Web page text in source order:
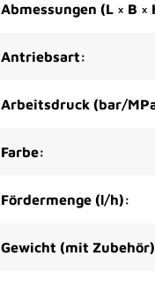
Abmessungen (L × B ×
Antriebsart:
Arbeitsdruck (bar/
Farbe:
Fördermenge (l/h):
Gewicht (mit